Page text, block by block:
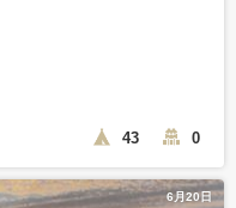
43 0
6月20日